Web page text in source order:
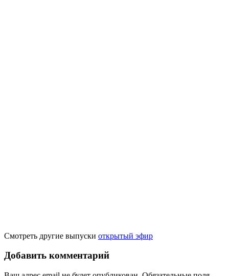
Смотреть другие выпуски открытый эфир
Добавить комментарий